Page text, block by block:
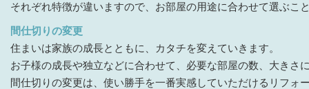
それぞれ特徴が違いますので、お部屋の用途に合わせて選ぶこ
間仕切りの変更
住まいは家族の成長とともに、カタチを変えていきます。
お子様の成長や独立などに合わせて、必要な部屋の数、大きさ
間仕切りの変更は、使い勝手を一番実感していただけるリフォ